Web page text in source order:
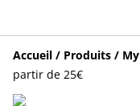
Accueil / Produits /
partir de 25€